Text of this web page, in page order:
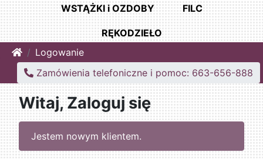
WSTĄŻKI i OZDOBY FILC
RĘKODZIEŁO
HomeLogowanie
Zamówienia telefoniczne i pomoc: 663-656-888
Witaj, Zaloguj się
Jestem nowym klientem.